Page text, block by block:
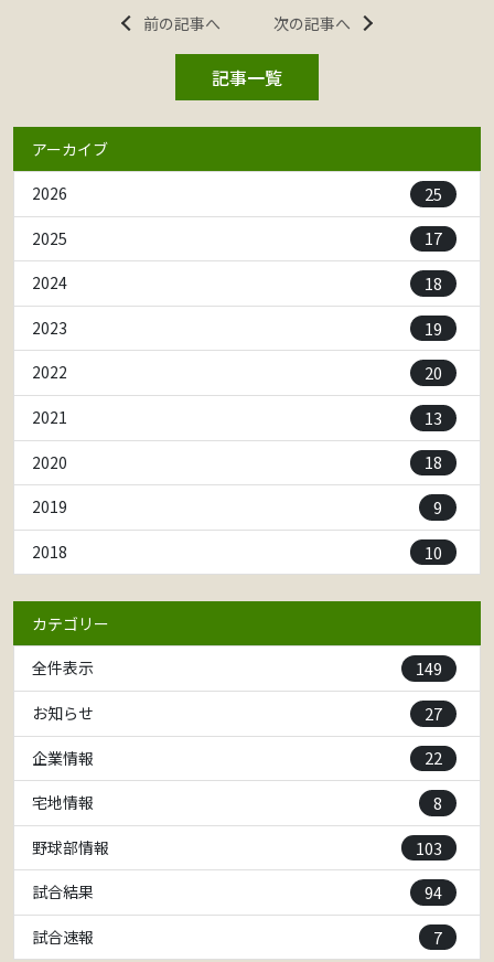
前の記事へ 次の記事へ
記事一覧
アーカイブ
2026
25
2025 17
2024 18
2023 19
2022 20
2021 13
2020 18
2019 9
2018 10
カテゴリー
全件表示
149
お知らせ 27
企業情報 22
宅地情報 8
野球部情報 103
試合結果 94
試合速報 7